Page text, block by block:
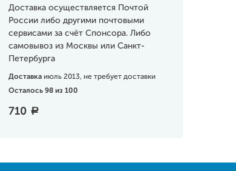
Доставка осуществляется Почтой
России либо другими почтовыми
сервисами за счёт Спонсора. Либо
самовывоз из Москвы или Санкт-
Петербурга
Доставка июль 2013, не требует доставки
Осталось 98 из 100
710 a